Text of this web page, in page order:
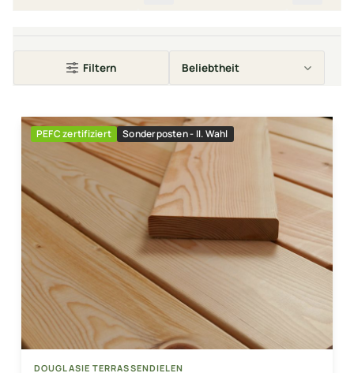
Filtern
Sonderposten - II. Wahl
PEFC zertifiziert
DOUGLASIE TERRASSENDIELEN